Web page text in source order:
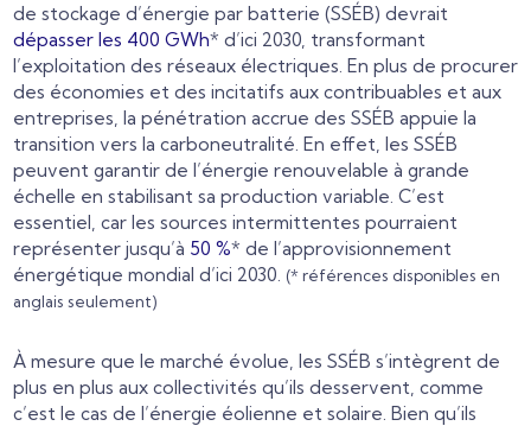
de stockage d’énergie par batterie (SSÉB) devrait
dépasser les 400 GWh* d’ici 2030, transformant
l’exploitation des réseaux électriques. En plus de procurer
des économies et des incitatifs aux contribuables et aux
entreprises, la pénétration accrue des SSÉB appuie la
transition vers la carboneutralité. En effet, les SSÉB
peuvent garantir de l’énergie renouvelable à grande
échelle en stabilisant sa production variable. C’est
essentiel, car les sources intermittentes pourraient
représenter jusqu’à 50 %* de l’approvisionnement
énergétique mondial d’ici 2030. (* références disponibles en
anglais seulement)
À mesure que le marché évolue, les SSÉB s’intègrent de
plus en plus aux collectivités qu’ils desservent, comme
c’est le cas de l’énergie éolienne et solaire. Bien qu’ils